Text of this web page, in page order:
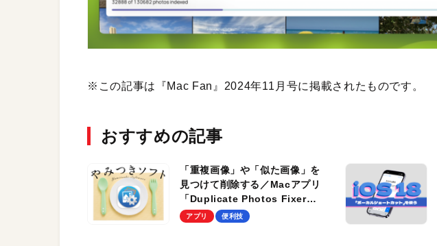
※この記事は『Mac Fan』2024年11月号に掲載されたものです。
おすすめの記事
「重複画像」や「似た画像」を
見つけて削除する／Macアプリ
「Duplicate Photos Fixer
Pro」
アプリ 便利技